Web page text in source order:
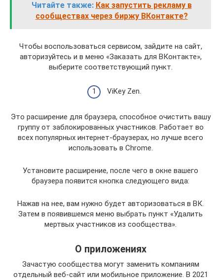
Читайте также: Как запустить рекламу в
сообществах через биржу ВКонтакте?
Чтобы воспользоваться сервисом, зайдите на сайт,
авторизуйтесь и в меню «Заказать для ВКонтакте»,
выберите соответствующий пункт.
ViKey Zen.
Это расширение для браузера, способное очистить вашу
группу от заблокированных участников. Работает во
всех популярных интернет-браузерах, но лучше всего
использовать в Chrome.
Установите расширение, после чего в окне вашего
браузера появится кнопка следующего вида:
Нажав на нее, вам нужно будет авторизоваться в ВК.
Затем в появившемся меню выбрать пункт «Удалить
мертвых участников из сообщества».
О приложениях
Зачастую сообщества могут заменить компаниям
отдельный веб-сайт или мобильное приложение. В 2021